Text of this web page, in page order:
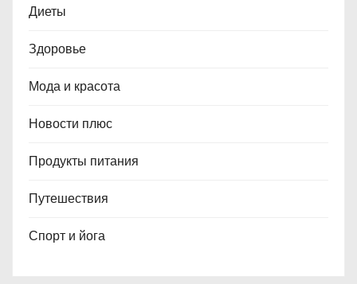
Диеты
Здоровье
Мода и красота
Новости плюс
Продукты питания
Путешествия
Спорт и йога